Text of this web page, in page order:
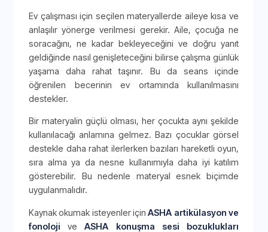
Ev çalışması için seçilen materyallerde aileye kısa ve
anlaşılır yönerge verilmesi gerekir. Aile, çocuğa ne
soracağını, ne kadar bekleyeceğini ve doğru yanıt
geldiğinde nasıl genişleteceğini bilirse çalışma günlük
yaşama daha rahat taşınır. Bu da seans içinde
öğrenilen becerinin ev ortamında kullanılmasını
destekler.
Bir materyalin güçlü olması, her çocukta aynı şekilde
kullanılacağı anlamına gelmez. Bazı çocuklar görsel
destekle daha rahat ilerlerken bazıları hareketli oyun,
sıra alma ya da nesne kullanımıyla daha iyi katılım
gösterebilir. Bu nedenle materyal esnek biçimde
uygulanmalıdır.
Kaynak okumak isteyenler içinASHA artikülasyon ve
fonoloji veASHA konuşma sesi bozuklukları